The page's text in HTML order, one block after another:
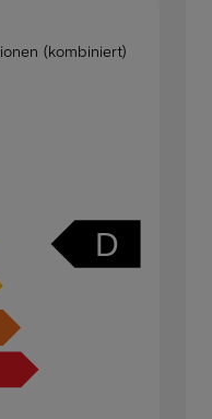
(kombiniert)
D